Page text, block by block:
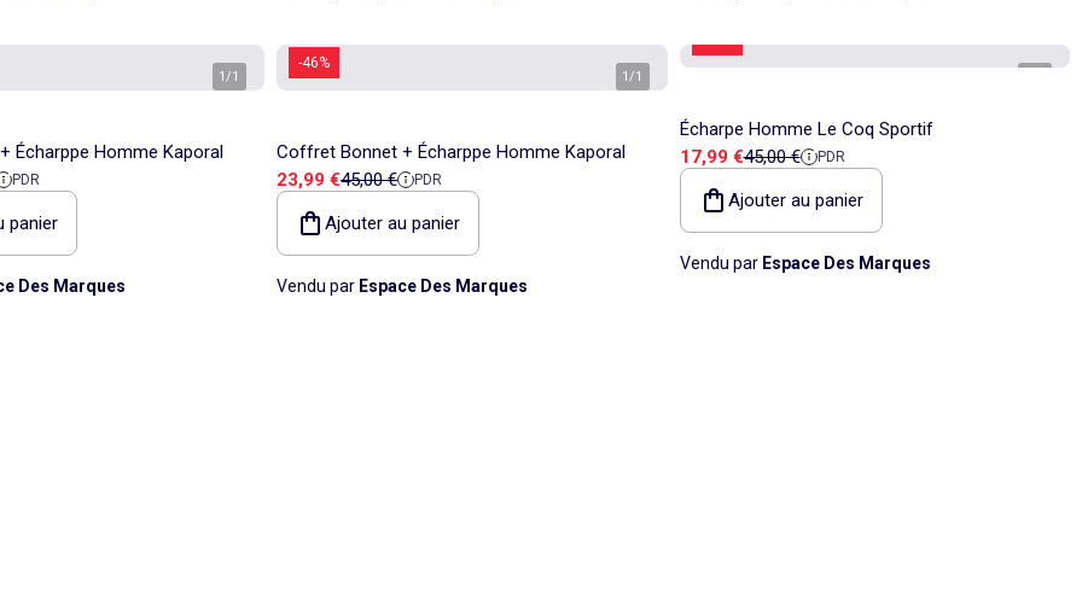
1/1
Écharppe Homme Kaporal
PDR
panier
Des Marques
-46%
1/1
Coffret Bonnet + Écharppe Homme Kaporal
Prix de vente
23,99 €Prix de référence
45,00 € PDR
Ajouter au panier
Vendu par Espace Des Marques
Écharpe Homme Le Coq Sportif
Prix de vente
17,99 €Prix de référence
45,00 € PDR
Ajouter au panier
Vendu par Espace Des Marques